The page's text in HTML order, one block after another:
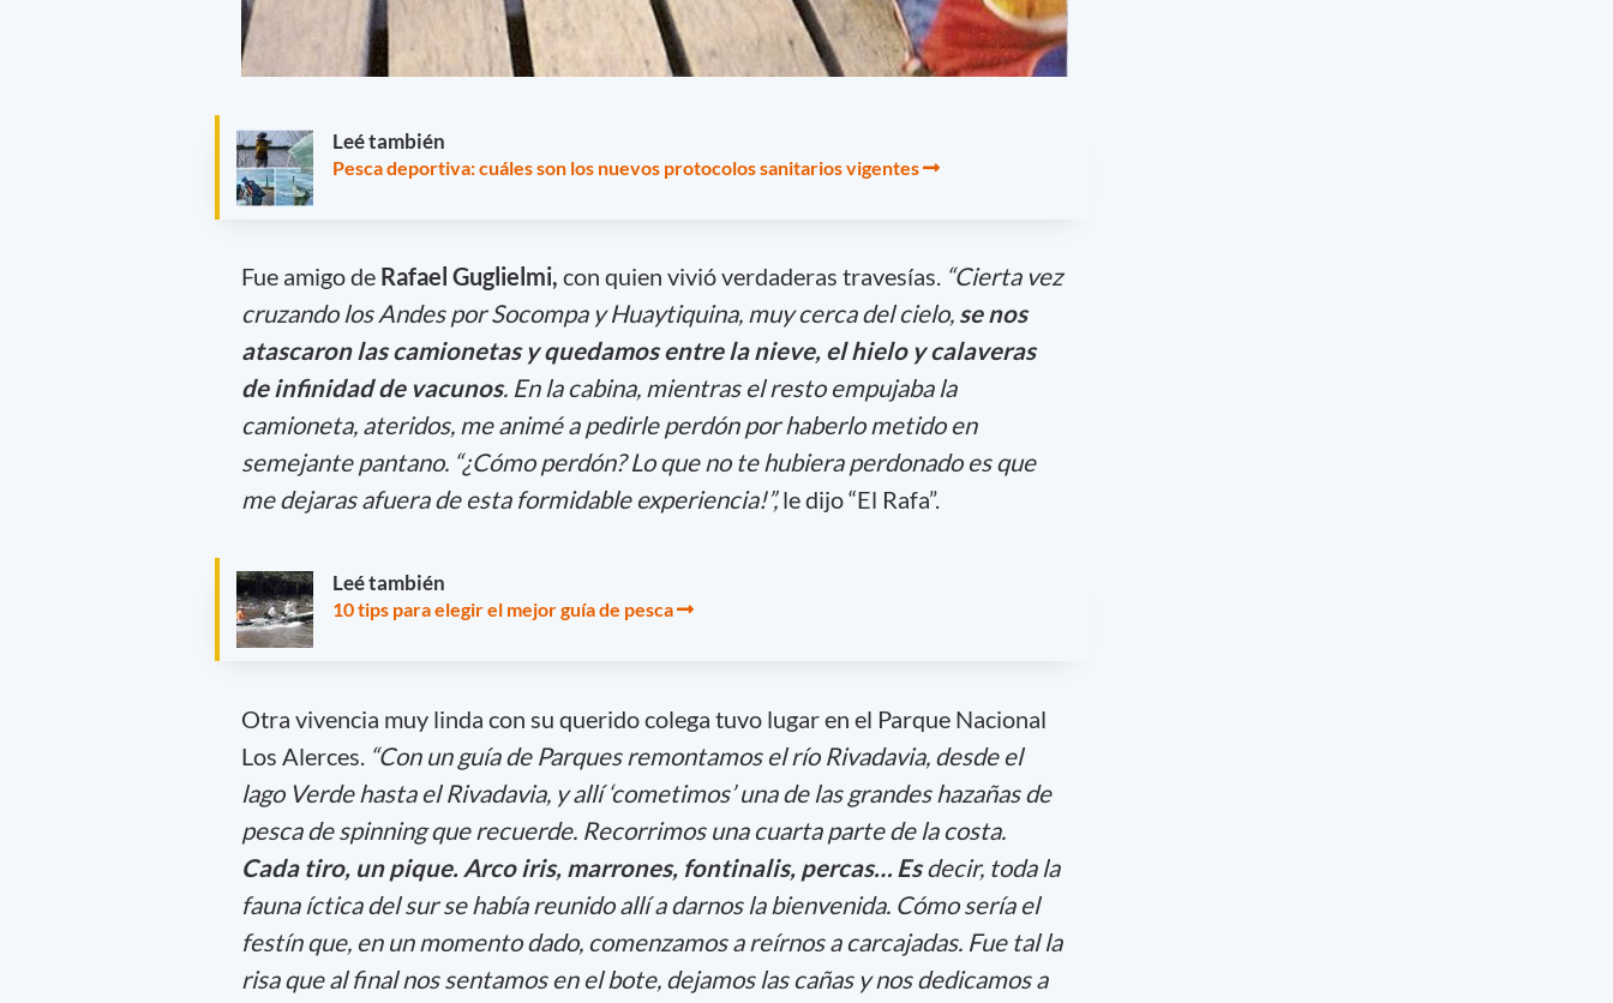
Leé también
Pesca deportiva: cuáles son los nuevos protocolos sanitarios vigentes
Fue amigo de Rafael Guglielmi, con quien vivió verdaderas travesías. “Cierta vez
cruzando los Andes por Socompa y Huaytiquina, muy cerca del cielo, se nos
atascaron las camionetas y quedamos entre la nieve, el hielo y calaveras
de infinidad de vacunos. En la cabina, mientras el resto empujaba la
camioneta, ateridos, me animé a pedirle perdón por haberlo metido en
semejante pantano. “¿Cómo perdón? Lo que no te hubiera perdonado es que
me dejaras afuera de esta formidable experiencia!”,le dijo “El Rafa”.
Leé también
10 tips para elegir el mejor guía de pesca
Otra vivencia muy linda con su querido colega tuvo lugar en el Parque Nacional
Los Alerces. “Con un guía de Parques remontamos el río Rivadavia, desde el
lago Verde hasta el Rivadavia, y allí ‘cometimos’ una de las grandes hazañas de
pesca de spinning que recuerde. Recorrimos una cuarta parte de la costa.
Cada tiro, un pique. Arco iris, marrones, fontinalis, percas… Esdecir, toda la
fauna íctica del sur se había reunido allí a darnos la bienvenida. Cómo sería el
festín que, en un momento dado, comenzamos a reírnos a carcajadas. Fue tal la
risa que al final nos sentamos en el bote, dejamos las cañas y nos dedicamos a